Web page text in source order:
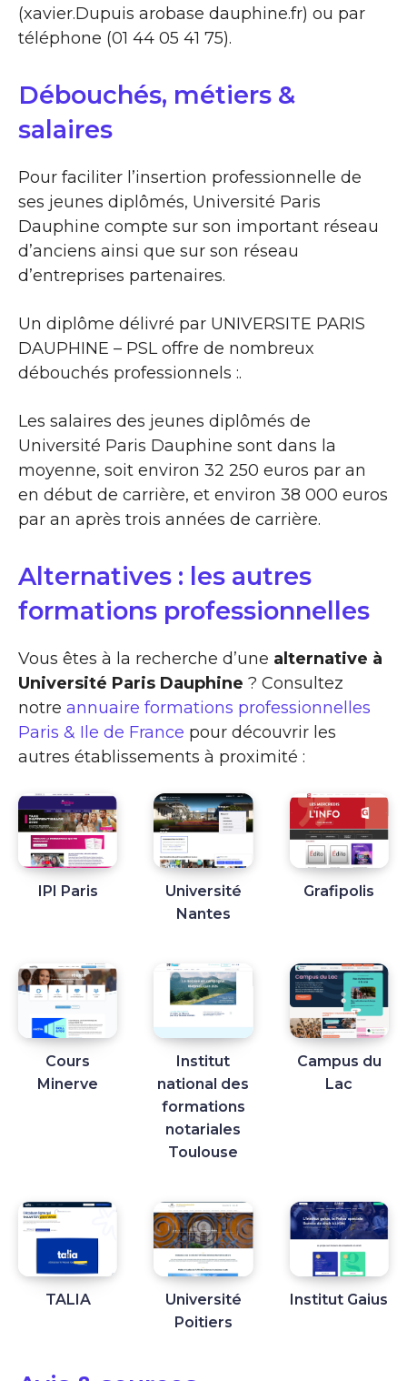
(xavier.Dupuis arobase dauphine.fr) ou par
téléphone (01 44 05 41 75).
Débouchés, métiers &
salaires
Pour faciliter l’insertion professionnelle de
ses jeunes diplômés, Université Paris
Dauphine compte sur son important réseau
d’anciens ainsi que sur son réseau
d’entreprises partenaires.
Un diplôme délivré par UNIVERSITE PARIS
DAUPHINE – PSL offre de nombreux
débouchés professionnels :.
Les salaires des jeunes diplômés de
Université Paris Dauphine sont dans la
moyenne, soit environ 32 250 euros par an
en début de carrière, et environ 38 000 euros
par an après trois années de carrière.
Alternatives : les autres
formations professionnelles
Vous êtes à la recherche d’une alternative à
Université Paris Dauphine ? Consultez
notre annuaire formations professionnelles
Paris & Ile de France pour découvrir les
autres établissements à proximité :
IPI Paris
Université
Nantes
Grafipolis
Cours
Minerve
Institut
national des
formations
notariales
Toulouse
Campus du
Lac
TALIA
Université
Poitiers
Institut Gaius